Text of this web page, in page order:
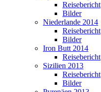
Reisebericht
Bilder
Niederlande 2014
Reisebericht
Bilder
Iron Butt 2014
Reisebericht
Sizilien 2013
Reisebericht
Bilder